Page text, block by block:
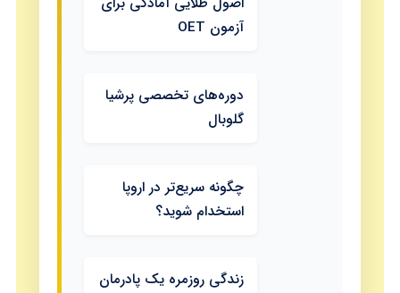
آزمون OET
دوره‌های تخصصی پرشیا
گلوبال
چگونه سریع‌تر در اروپا
استخدام شوید؟
زندگی روزمره یک پادرمان